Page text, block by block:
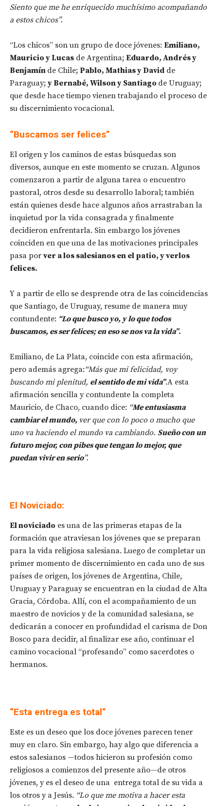
Siento que me he enriquecido muchísimo acompañando
a estos chicos”.
“Los chicos” son un grupo de doce jóvenes: Emiliano,
Mauricio y Lucas de Argentina; Eduardo, Andrés y
Benjamín de Chile; Pablo, Mathias y David de
Paraguay; y Bernabé, Wilson y Santiago de Uruguay;
que desde hace tiempo vienen trabajando el proceso de
su discernimiento vocacional.
“Buscamos ser felices”
El origen y los caminos de estas búsquedas son
diversos, aunque en este momento se cruzan. Algunos
comenzaron a partir de alguna tarea o encuentro
pastoral, otros desde su desarrollo laboral; también
están quienes desde hace algunos años arrastraban la
inquietud por la vida consagrada y finalmente
decidieron enfrentarla. Sin embargo los jóvenes
coinciden en que una de las motivaciones principales
pasa por ver a los salesianos en el patio, y verlos
felices.
Y a partir de ello se desprende otra de las coincidencias
que Santiago, de Uruguay, resume de manera muy
contundente: “Lo que busco yo, y lo que todos
buscamos, es ser felices; en eso se nos va la vida”.
Emiliano, de La Plata, coincide con esta afirmación,
pero además agrega:“Más que mi felicidad, voy
buscando mi plenitud, el sentido de mi vida”.A esta
afirmación sencilla y contundente la completa
Mauricio, de Chaco, cuando dice: “Me entusiasma
cambiar el mundo, ver que con lo poco o mucho que
uno va haciendo el mundo va cambiando. Sueño con un
futuro mejor, con pibes que tengan lo mejor, que
puedan vivir en serio”.
El Noviciado:
El noviciado es una de las primeras etapas de la
formación que atraviesan los jóvenes que se preparan
para la vida religiosa salesiana. Luego de completar un
primer momento de discernimiento en cada uno de sus
países de origen, los jóvenes de Argentina, Chile,
Uruguay y Paraguay se encuentran en la ciudad de Alta
Gracia, Córdoba. Allí, con el acompañamiento de un
maestro de novicios y de la comunidad salesiana, se
dedicarán a conocer en profundidad el carisma de Don
Bosco para decidir, al finalizar ese año, continuar el
camino vocacional “profesando” como sacerdotes o
hermanos.
“Esta entrega es total”
Este es un deseo que los doce jóvenes parecen tener
muy en claro. Sin embargo, hay algo que diferencia a
estos salesianos —todos hicieron su profesión como
religiosos a comienzos del presente año—de otros
jóvenes, y es el deseo de una entrega total de su vida a
los otros y a Jesús. “Lo que me motiva a hacer esta